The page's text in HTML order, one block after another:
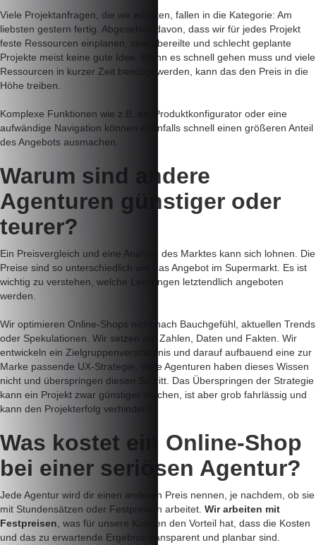
Viele Projektanfragen, die wir erhalten, fallen in die Kategorie: Am
liebsten gestern fertig. Abgesehen davon, dass wir für jedes Projekt
feste Ressourcen einplanen, sind übereilte und schlecht geplante
Projekte meist keine gute Idee. Wenn es schnell gehen muss und viele
Ressourcen in kurzer Zeit benötigt werden, kann das den Preis in die
Höhe treiben.
Komplexe Funktionen wie z.B. ein Produktkonfigurator oder eine
aufwändige Navigation können ebenfalls schnell einen größeren Anteil
des Angebots ausmachen.
Warum sind andere
Agenturen günstiger oder
teurer?
Ein Preisvergleich und eine Analyse des Marktes kann sich lohnen. Die
Preise sind so unterschiedlich wie das Angebot im Supermarkt. Es ist
wichtig zu verstehen, welche Leistungen letztendlich angeboten
werden.
Wir optimieren Online-Shops nicht nach Bauchgefühl, aktuellen Trends
oder Spekulationen. Wir setzen auf Zahlen, Daten und Fakten. Wir
entwickeln ein Zielgruppenverständnis und darauf aufbauend eine zur
Marke passende UX-Strategie. Viele Agenturen haben dieses Wissen
nicht und überspringen diesen Schritt. Das Überspringen der Strategie
kann ein Projekt zwar günstiger machen, ist aber grob fahrlässig und
kann den Projekterfolg verhindern.
Was kostet ein Online-Shop
bei einer seriösen Agentur?
Jede Agentur wird dir einen anderen Preis nennen, je nachdem, ob sie
mit Stundensätzen oder Festpreisen arbeitet. Wir arbeiten mit
Festpreisen, was für unsere Kunden den Vorteil hat, dass die Kosten
und das zu erwartende Ergebnis transparent und planbar sind.